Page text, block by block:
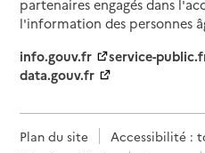
partenaires engagés dans
l'information des personnes
info.gouv.fr
service-
data.gouv.fr
Plan du site
Accessibilité :